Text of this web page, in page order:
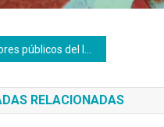
Mérida aportan ideas sobre la nueva cultura del trabajo
RELACIONADAS